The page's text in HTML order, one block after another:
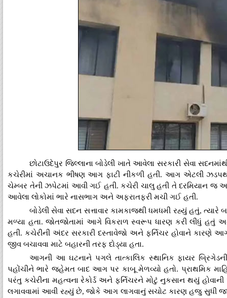
છોટાઉદેપુર જિલ્લાના બોડેલી ખાતે આવેલા સરકારી સેવા
કચેરીમાં અચાનક ભીષણ આગ ફાટી નીકળી હતી. આગ એટલી
ચેમ્બર તેની ઝપેટમાં આવી ગઈ હતી. કચેરી ચાલુ હતી તે દરમિયાન જ
આવેલા લોકોમાં ભારે નાસભાગ અને અફરાતફરી મચી ગઈ હતી.
બોડેલી સેવા સદન સત્તાવાર કામકાજથી ધમધમી રહ્યું હતું, ત્યારે
મળ્યા હતા. જોતજોતામાં આગે વિકરાળ સ્વરૂપ ધારણ કરી લીધું હતું
હતી. કચેરીની અંદર સરકારી દસ્તાવેજો અને ફર્નિચર હોવાને
જીવ બચાવવા માટે બહારની તરફ દોડ્યા હતા.
આગની આ ઘટનાને પગલે તાત્કાલિક સ્થાનિક ફાયર
પહોંચીને ભારે જહેમત બાદ આગ પર કાબૂ મેળવ્યો હતો. પ્રાથમિક
પરંતુ કચેરીના મહત્વના રેકોર્ડ અને ફર્નિચરને મોટું નુકસાન થયું
લગાવવામાં આવી રહ્યું છે, જોકે આગ લાગવાનું સચોટ કારણ હજુ સુધી